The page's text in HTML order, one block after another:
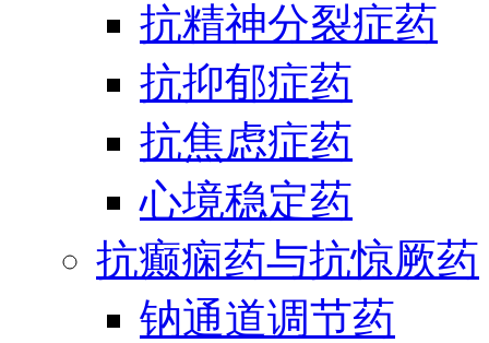
抗精神分裂症药
抗抑郁症药
抗焦虑症药
心境稳定药
抗癫痫药与抗惊厥药
钠通道调节药